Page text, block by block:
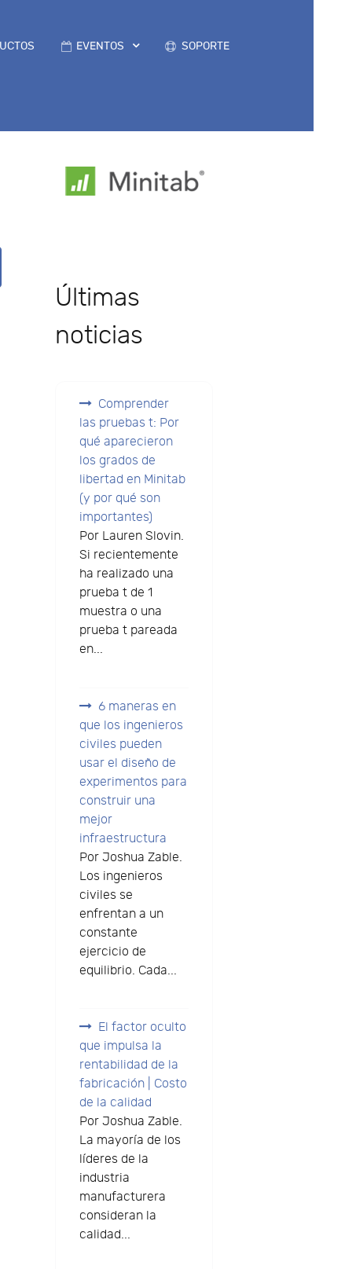
EVENTOS SOPORTE
Últimas
noticias
Comprender
las pruebas t: Por
qué aparecieron
los grados de
libertad en Minitab
(y por qué son
importantes)
Por Lauren Slovin.
Si recientemente
ha realizado una
prueba t de 1
muestra o una
prueba t pareada
en...
6 maneras en
que los ingenieros
civiles pueden
usar el diseño de
experimentos para
construir una
mejor
infraestructura
Por Joshua Zable.
Los ingenieros
civiles se
enfrentan a un
constante
ejercicio de
equilibrio. Cada...
El factor oculto
que impulsa la
rentabilidad de la
fabricación | Costo
de la calidad
Por Joshua Zable.
La mayoría de los
líderes de la
industria
manufacturera
consideran la
calidad...